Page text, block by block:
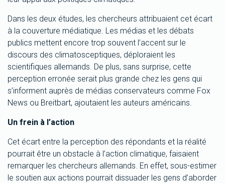
Dans les deux études, les chercheurs attribuaient cet écart
à la couverture médiatique. Les médias et les débats
publics mettent encore trop souvent l’accent sur le
discours des climatosceptiques, déploraient les
scientifiques allemands. De plus, sans surprise, cette
perception erronée serait plus grande chez les gens qui
s’informent auprès de médias conservateurs comme Fox
News ou Breitbart, ajoutaient les auteurs américains.
Un frein à l’action
Cet écart entre la perception des répondants et la réalité
pourrait être un obstacle à l’action climatique, faisaient
remarquer les chercheurs allemands. En effet, sous-estimer
le soutien aux actions pourrait dissuader les gens d’aborder